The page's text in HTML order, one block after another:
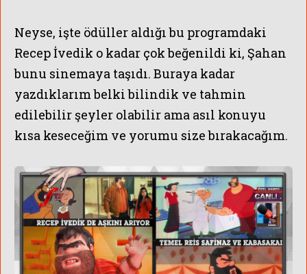
Neyse, işte ödüller aldığı bu programdaki
Recep İvedik o kadar çok beğenildi ki, Şahan
bunu sinemaya taşıdı. Buraya kadar
yazdıklarım belki bilindik ve tahmin
edilebilir şeyler olabilir ama asıl konuyu
kısa keseceğim ve yorumu size bırakacağım.